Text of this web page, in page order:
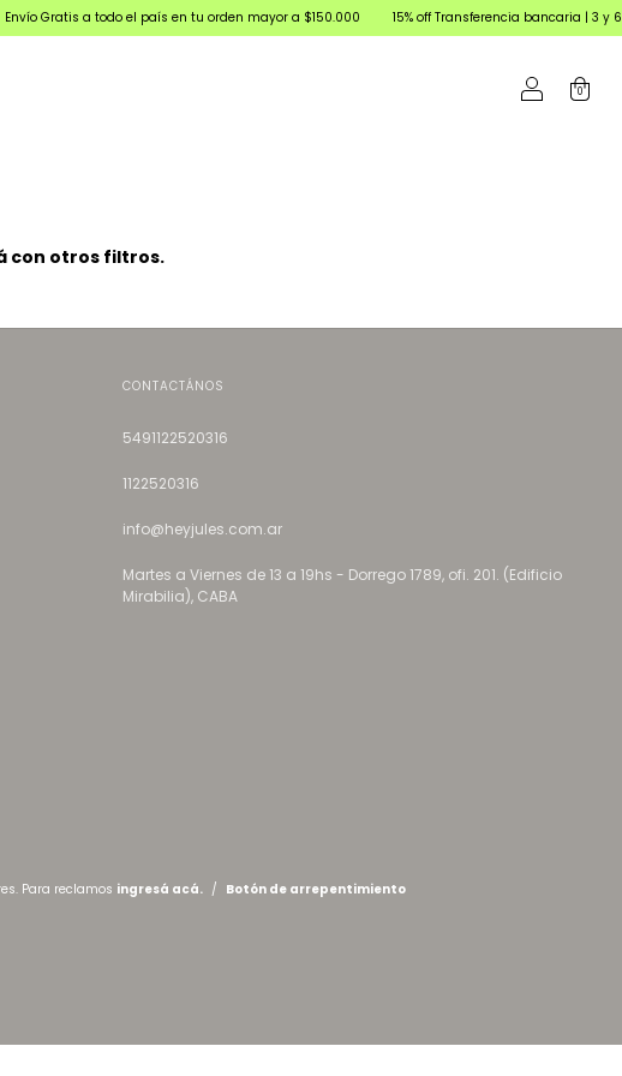
a todo el país en tu orden mayor a $150.000 15% off Transferencia bancaria | 3 y 6 cuotas
0
con otros filtros.
CONTACTÁNOS
5491122520316
1122520316
info@heyjules.com.ar
Martes a Viernes de 13 a 19hs - Dorrego 1789, ofi. 201. (Edificio
Mirabilia), CABA
Para reclamos ingresá acá. / Botón de arrepentimiento